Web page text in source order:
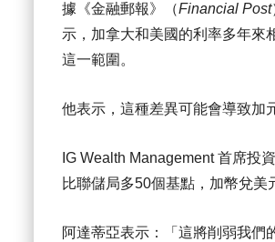
據《金融郵報》（Financial Post
示，加拿大和美國的利率多年來
這一範圍。
他表示，這種差異可能會導致加
IG Wealth Management 首席投
比聯儲局多50個基點，加幣兌美
阿達蒂亞表示：「這將削弱我們